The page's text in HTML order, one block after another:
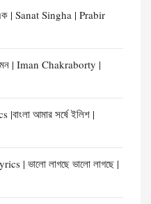
| Sanat Singha | Prabir
| Iman Chakraborty |
আমার সর্ষে ইলিশ |
| ভালো লাগছে ভালো লাগছে |